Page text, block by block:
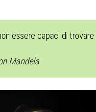
essere capaci di
Mandela